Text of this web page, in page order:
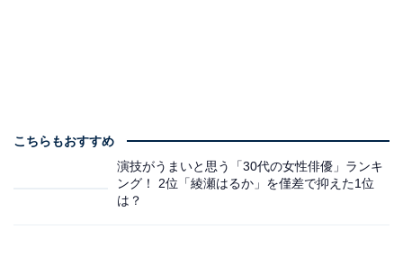
こちらもおすすめ
演技がうまいと思う「30代の女性俳優」ランキ
ング！ 2位「綾瀬はるか」を僅差で抑えた1位
は？